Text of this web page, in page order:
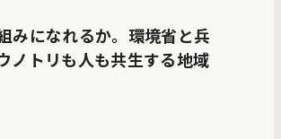
みになれるか。環境省と兵
ノトリも人も共生する地域